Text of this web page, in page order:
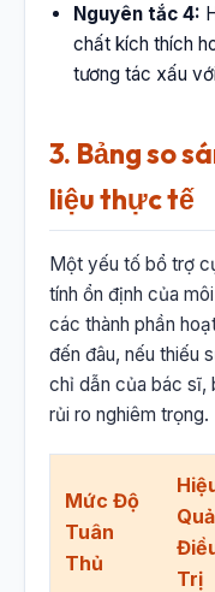
Nguyên tắc 4:
chất kích thích
tương tác xấu
3. Bảng so
liệu thực tế
Một yếu tố bổ trợ
tính ổn định của
các thành phần
đến đâu, nếu thiếu
chỉ dẫn của bác sĩ,
rủi ro nghiêm trọng.
Mức Độ
Tuân
Thủ
Quả
Trị